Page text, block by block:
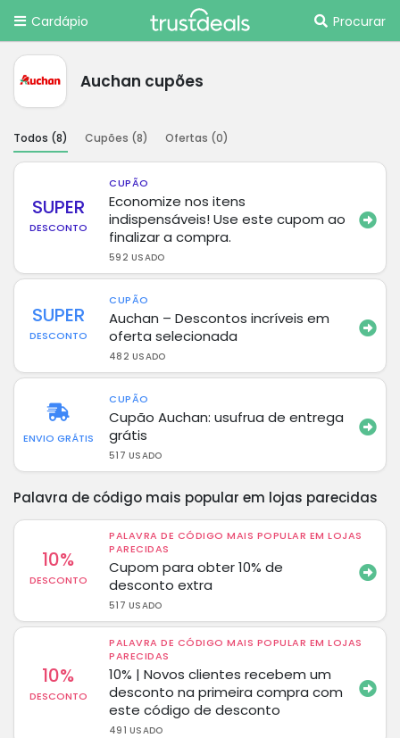
Cardápio Procurar
Auchan cupões
Todos (8) Cupões (8) Ofertas (0)
SUPER
DESCONTO
CUPÃO
Economize nos itens
indispensáveis! Use este cupom ao
finalizar a compra.
592 USADO
SUPER
DESCONTO
CUPÃO
Auchan – Descontos incríveis em
oferta selecionada
482 USADO
ENVIO GRÁTIS
CUPÃO
Cupão Auchan: usufrua de entrega
grátis
517 USADO
Palavra de código mais popular em lojas parecidas
10%
DESCONTO
PALAVRA DE CÓDIGO MAIS POPULAR EM LOJAS
PARECIDAS
Cupom para obter 10% de
desconto extra
517 USADO
10%
DESCONTO
PALAVRA DE CÓDIGO MAIS POPULAR EM LOJAS
PARECIDAS
10% | Novos clientes recebem um
desconto na primeira compra com
este código de desconto
491 USADO